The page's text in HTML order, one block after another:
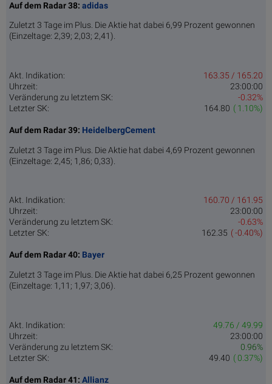
Auf dem Radar 38: adidas
Zuletzt 3 Tage im Plus. Die Aktie hat dabei 6,99 Prozent gewonnen
(Einzeltage: 2,39; 2,03; 2,41).
Akt. Indikation:
163.35 / 165.20
Uhrzeit:
23:00:00
Veränderung zu letztem SK:
-0.32%
Letzter SK:
( 1.10%)
164.80
Auf dem Radar 39: HeidelbergCement
Zuletzt 3 Tage im Plus. Die Aktie hat dabei 4,69 Prozent gewonnen
(Einzeltage: 2,45; 1,86; 0,33).
Akt. Indikation:
160.70 / 161.95
Uhrzeit:
23:00:00
Veränderung zu letztem SK:
-0.63%
Letzter SK:
( -0.40%)
162.35
Auf dem Radar 40: Bayer
Zuletzt 3 Tage im Plus. Die Aktie hat dabei 6,25 Prozent gewonnen
(Einzeltage: 1,11; 1,97; 3,06).
Akt. Indikation:
49.76 / 49.99
Uhrzeit:
23:00:00
Veränderung zu letztem SK:
0.96%
Letzter SK:
( 0.37%)
49.40
Auf dem Radar 41: Allianz